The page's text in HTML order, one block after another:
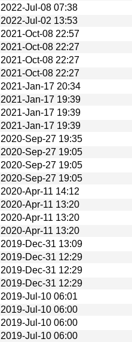
2022-Jul-08 07:38
2022-Jul-02 13:53
2021-Oct-08 22:57
2021-Oct-08 22:27
2021-Oct-08 22:27
2021-Oct-08 22:27
2021-Jan-17 20:34
2021-Jan-17 19:39
2021-Jan-17 19:39
2021-Jan-17 19:39
2020-Sep-27 19:35
2020-Sep-27 19:05
2020-Sep-27 19:05
2020-Sep-27 19:05
2020-Apr-11 14:12
2020-Apr-11 13:20
2020-Apr-11 13:20
2020-Apr-11 13:20
2019-Dec-31 13:09
2019-Dec-31 12:29
2019-Dec-31 12:29
2019-Dec-31 12:29
2019-Jul-10 06:01
2019-Jul-10 06:00
2019-Jul-10 06:00
2019-Jul-10 06:00